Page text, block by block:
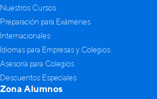
Nuestros Cursos
Preparación para Exámenes
Internacionales
Idiomas para Empresas y Colegios
Asesoría para Colegios
Descuentos Especiales
Zona Alumnos